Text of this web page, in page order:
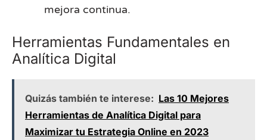
mejora continua.
Herramientas Fundamentales en
Analítica Digital
Quizás también te interese: Las 10 Mejores
Herramientas de Analítica Digital para
Maximizar tu Estrategia Online en 2023